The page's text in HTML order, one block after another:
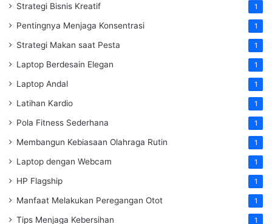
Strategi Bisnis Kreatif 1
Pentingnya Menjaga Konsentrasi 1
Strategi Makan saat Pesta 1
Laptop Berdesain Elegan 1
Laptop Andal 1
Latihan Kardio 1
Pola Fitness Sederhana 1
Membangun Kebiasaan Olahraga Rutin 1
Laptop dengan Webcam 1
HP Flagship 1
Manfaat Melakukan Peregangan Otot 1
Tips Menjaga Kebersihan 1